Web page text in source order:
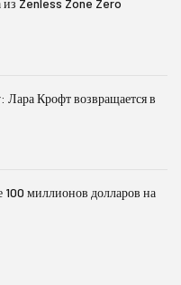
Крофт возвращается в
100 миллионов долларов на